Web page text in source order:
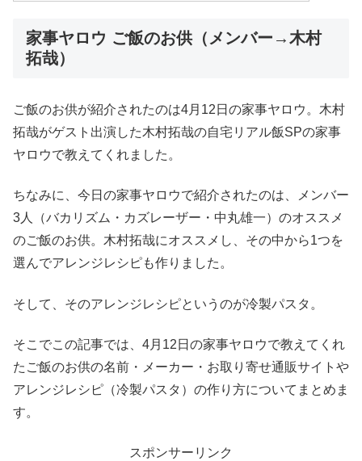
家事ヤロウ ご飯のお供（メンバー→木村
拓哉）
ご飯のお供が紹介されたのは4月12日の家事ヤロウ。木村
拓哉がゲスト出演した木村拓哉の自宅リアル飯SPの家事
ヤロウで教えてくれました。
ちなみに、今日の家事ヤロウで紹介されたのは、メンバー
3人（バカリズム・カズレーザー・中丸雄一）のオススメ
のご飯のお供。木村拓哉にオススメし、その中から1つを
選んでアレンジレシピも作りました。
そして、そのアレンジレシピというのが冷製パスタ。
そこでこの記事では、4月12日の家事ヤロウで教えてくれ
たご飯のお供の名前・メーカー・お取り寄せ通販サイトや
アレンジレシピ（冷製パスタ）の作り方についてまとめま
す。
スポンサーリンク